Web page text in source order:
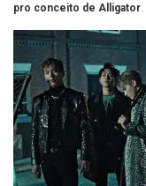
pro conceito de Alligator